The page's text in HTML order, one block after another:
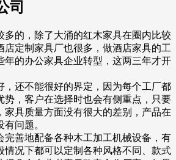
司
多的，除了大涌的红木家具在圈内比较
店定制家具厂也很多，做酒店家具的工
年的办公家具企业转型，这两三年才开
，还不能很好的界定，因为每个工厂都
势，客户在选择时也会有侧重点，只要
家具质量方面没有很大的差别，产品在
问题。
完善地配备各种木工加工机械设备，有
情况下都可以定制各种风格不同、款式